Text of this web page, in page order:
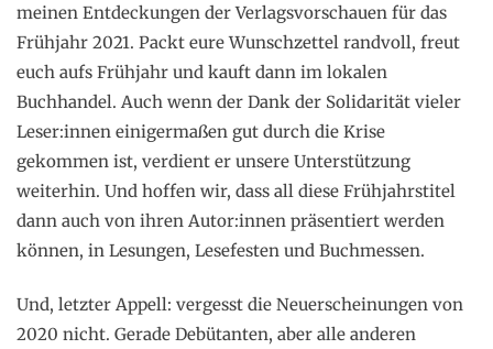
meinen Entdeckungen der Verlagsvorschauen für das
Frühjahr 2021. Packt eure Wunschzettel randvoll, freut
euch aufs Frühjahr und kauft dann im lokalen
Buchhandel. Auch wenn der Dank der Solidarität vieler
Leser:innen einigermaßen gut durch die Krise
gekommen ist, verdient er unsere Unterstützung
weiterhin. Und hoffen wir, dass all diese Frühjahrstitel
dann auch von ihren Autor:innen präsentiert werden
können, in Lesungen, Lesefesten und Buchmessen.
Und, letzter Appell: vergesst die Neuerscheinungen von
2020 nicht. Gerade Debütanten, aber alle anderen